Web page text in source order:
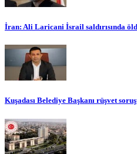
İran: Ali Laricani İsrail saldırısında
Kuşadası Belediye Başkanı rüşvet